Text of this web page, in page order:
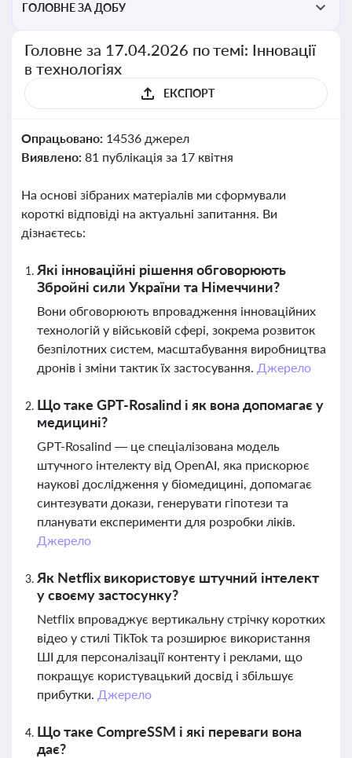
ГОЛОВНЕ ЗА ДОБУ
Головне за 17.04.2026 по темі: Інновації
в технологіях
ЕКСПОРТ
Опрацьовано: 14536 джерел
Виявлено: 81 публікація за 17 квітня
На основі зібраних матеріалів ми сформували
короткі відповіді на актуальні запитання. Ви
дізнаєтесь:
Які інноваційні рішення обговорюють
Збройні сили України та Німеччини?
Вони обговорюють впровадження інноваційних
технологій у військовій сфері, зокрема розвиток
безпілотних систем, масштабування виробництва
дронів і зміни тактик їх застосування. Джерело
Що таке GPT-Rosalind і як вона допомагає у
медицині?
GPT-Rosalind — це спеціалізована модель
штучного інтелекту від OpenAI, яка прискорює
наукові дослідження у біомедицині, допомагає
синтезувати докази, генерувати гіпотези та
планувати експерименти для розробки ліків.
Джерело
Як Netflix використовує штучний інтелект
у своєму застосунку?
Netflix впроваджує вертикальну стрічку коротких
відео у стилі TikTok та розширює використання
ШІ для персоналізації контенту і реклами, що
покращує користувацький досвід і збільшує
прибутки. Джерело
Що таке CompreSSM і які переваги вона
дає?